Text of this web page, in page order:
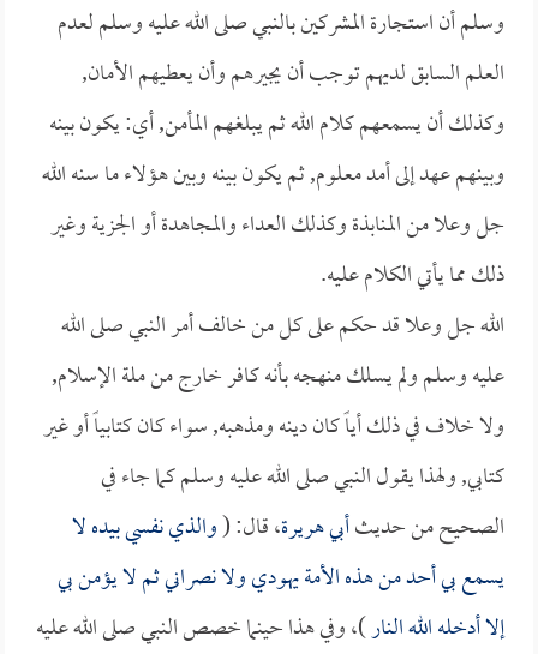
وسلم أن استجارة المشركين بالنبي صلى الله عليه وسلم لعدم
العلم السابق لديهم توجب أن يجيرهم وأن يعطيهم الأمان,
وكذلك أن يسمعهم كلام الله ثم يبلغهم المأمن, أي: يكون بينه
وبينهم عهد إلى أمد معلوم, ثم يكون بينه وبين هؤلاء ما سنه الله
جل وعلا من المنابذة وكذلك العداء والمجاهدة أو الجزية وغير
ذلك مما يأتي الكلام عليه.
الله جل وعلا قد حكم على كل من خالف أمر النبي صلى الله
عليه وسلم ولم يسلك منهجه بأنه كافر خارج من ملة الإسلام,
ولا خلاف في ذلك أياً كان دينه ومذهبه, سواء كان كتابياً أو غير
كتابي, ولهذا يقول النبي صلى الله عليه وسلم كما جاء في
الصحيح من حديثأبي هريرة، قال: (والذي نفسي بيده لا
يسمع بي أحد من هذه الأمة يهودي ولا نصراني ثم لا يؤمن بي
إلا أدخله الله النار)، وفي هذا حينما خصص النبي صلى الله عليه